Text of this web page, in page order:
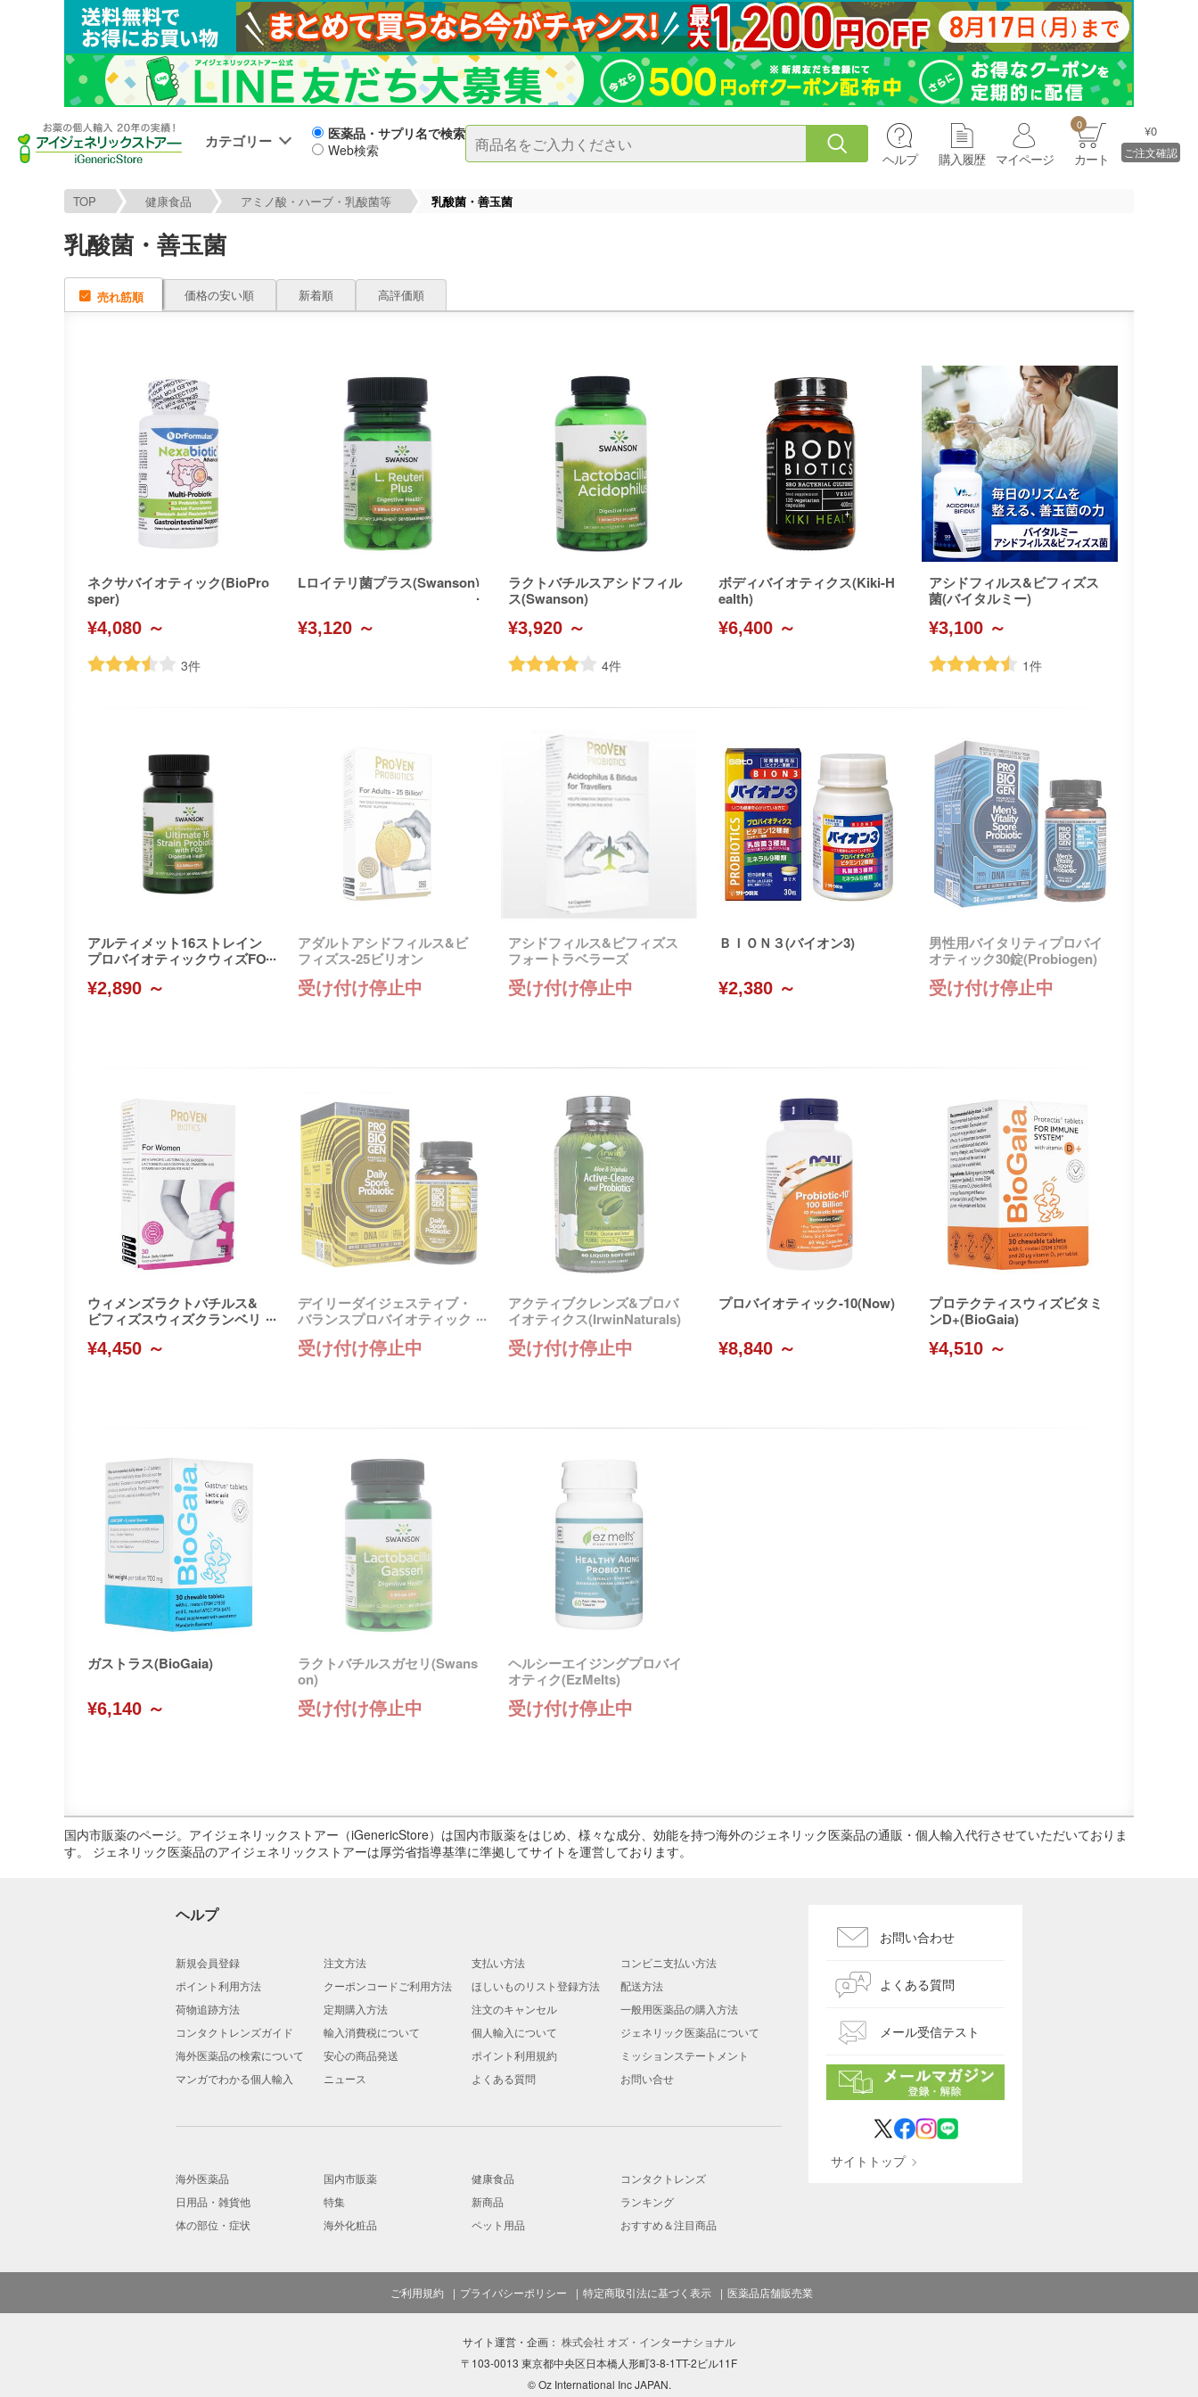
カテゴリー
医薬品・サプリ名で検索
Web検索
ヘルプ 購入履歴 マイページ
0
カート
¥0
ご注文確認
TOP 健康食品 アミノ酸・ハーブ・乳酸菌等 乳酸菌・善玉菌
乳酸菌・善玉菌
売れ筋順 価格の安い順 新着順 高評価順
ネクサバイオティック(BioPro
sper)
¥4,080 ～
3件
Lロイテリ菌プラス(Swanson)
¥3,120 ～
ラクトバチルスアシドフィル
ス(Swanson)
¥3,920 ～
4件
ボディバイオティクス(Kiki-H
ealth)
¥6,400 ～
アシドフィルス&ビフィズス
菌(バイタルミー)
¥3,100 ～
1件
アルティメット16ストレイン
プロバイオティックウィズFO
¥2,890 ～
アダルトアシドフィルス&ビ
フィズス-25ビリオン
受け付け停止中
アシドフィルス&ビフィズス
フォートラベラーズ
受け付け停止中
ＢＩＯＮ３(バイオン3)
¥2,380 ～
男性用バイタリティプロバイ
オティック30錠(Probiogen)
受け付け停止中
ウィメンズラクトバチルス&
ビフィズスウィズクランベリ
¥4,450 ～
デイリーダイジェスティブ・
バランスプロバイオティック
(Probiogen)
受け付け停止中
アクティブクレンズ&プロバ
イオティクス(IrwinNaturals)
受け付け停止中
プロバイオティック-10(Now)
¥8,840 ～
プロテクティスウィズビタミ
ンD+(BioGaia)
¥4,510 ～
ガストラス(BioGaia)
¥6,140 ～
ラクトバチルスガセリ(Swans
on)
受け付け停止中
ヘルシーエイジングプロバイ
オティク(EzMelts)
受け付け停止中
国内市販薬のページ。アイジェネリックストアー（iGenericStore）は国内市販薬をはじめ、様々な成分、効能を持つ海外のジェネリック医薬品の通販・個人輸入代行させていただいておりま
す。 ジェネリック医薬品のアイジェネリックストアーは厚労省指導基準に準拠してサイトを運営しております。
ヘルプ
新規会員登録 注文方法 支払い方法
コンビニ支払い方法
ポイント利用方法
クーポンコードご利用方法 ほしいものリスト登録方法
配送方法
荷物追跡方法
定期購入方法 注文のキャンセル
一般用医薬品の購入方法
コンタクトレンズガイド
輸入消費税について 個人輸入について
ジェネリック医薬品について
海外医薬品の検索について
安心の商品発送 ポイント利用規約
ミッションステートメント
マンガでわかる個人輸入
ニュース よくある質問 お問い合せ
海外医薬品 国内市販薬 健康食品
コンタクトレンズ
日用品・雑貨他
特集 新商品
ランキング
体の部位・症状
海外化粧品 ペット用品 おすすめ＆注目商品
お問い合わせ
よくある質問
メール受信テスト
サイトトップ
ご利用規約 プライバシーポリシー 特定商取引法に基づく表示 医薬品店舗販売業
サイト運営・企画： 株式会社 オズ・インターナショナル
〒103-0013 東京都中央区日本橋人形町3-8-1TT-2ビル11F
© Oz International Inc JAPAN.